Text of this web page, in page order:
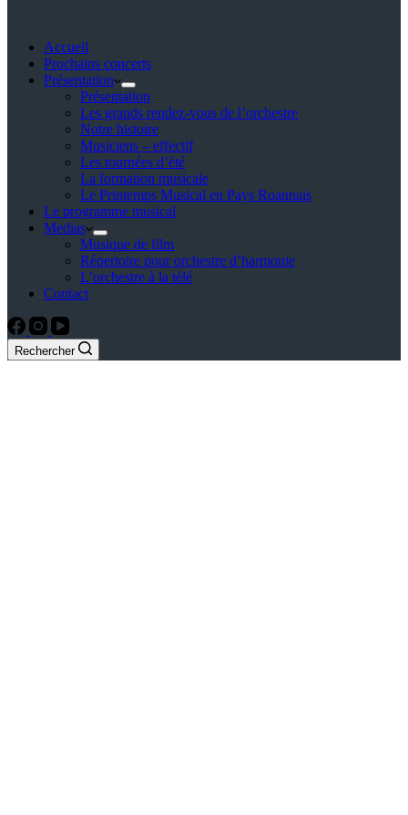
Accueil
Prochains concerts
Présentation
Présentation
Les grands rendez-vous de l’orchestre
Notre histoire
Musiciens – effectif
Les tournées d’été
La formation musicale
Le Printemps Musical en Pays Roannais
Le programme musical
Medias
Musique de film
Répertoire pour orchestre d’harmonie
L’orchestre à la télé
Contact
Rechercher